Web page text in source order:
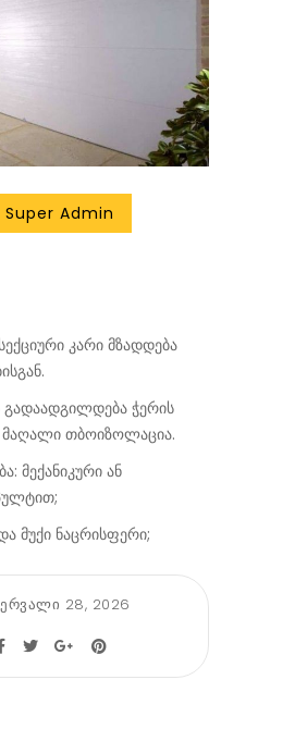
Super Admin
კარი მზადდება
ჭერის
მაღალი თბოიზოლაცია.
მექანიკური ან
მუქი ნაცრისფერი;
28, 2026